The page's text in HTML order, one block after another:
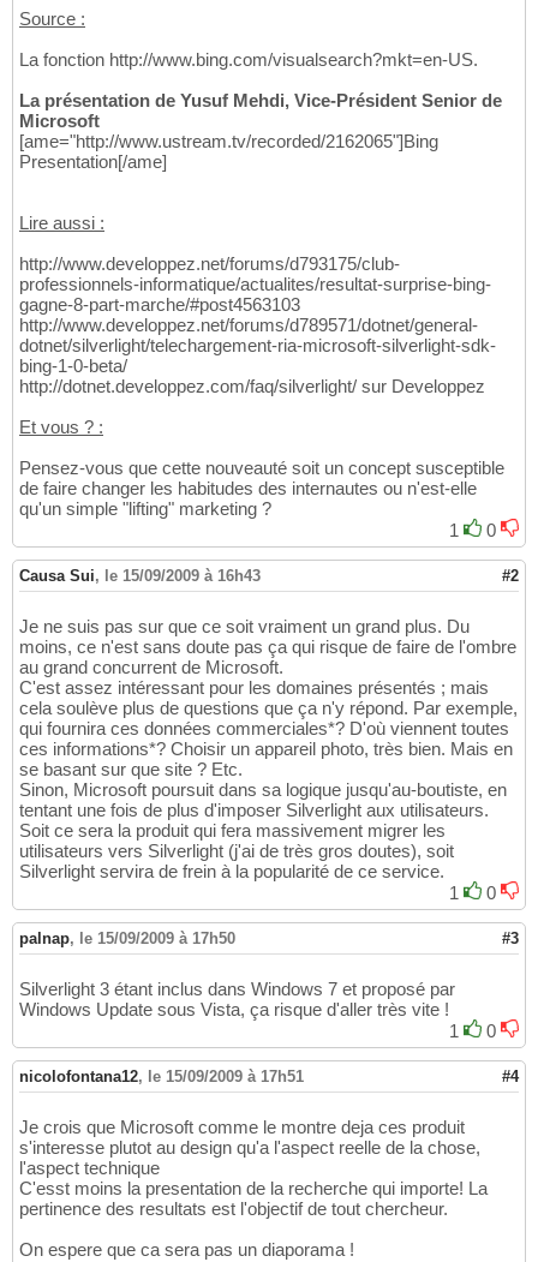
Source :
La fonction http://www.bing.com/visualsearch?mkt=en-US.
La présentation de Yusuf Mehdi, Vice-Président Senior de
Microsoft
[ame="http://www.ustream.tv/recorded/2162065"]Bing
Presentation[/ame]
Lire aussi :
http://www.developpez.net/forums/d793175/club-
professionnels-informatique/actualites/resultat-surprise-bing-
gagne-8-part-marche/#post4563103
http://www.developpez.net/forums/d789571/dotnet/general-
dotnet/silverlight/telechargement-ria-microsoft-silverlight-sdk-
bing-1-0-beta/
http://dotnet.developpez.com/faq/silverlight/ sur Developpez
Et vous ? :
Pensez-vous que cette nouveauté soit un concept susceptible
de faire changer les habitudes des internautes ou n'est-elle
qu'un simple "lifting" marketing ?
1
0
Causa Sui, le 15/09/2009 à 16h43 #2
Je ne suis pas sur que ce soit vraiment un grand plus. Du
moins, ce n'est sans doute pas ça qui risque de faire de l'ombre
au grand concurrent de Microsoft.
C'est assez intéressant pour les domaines présentés ; mais
cela soulève plus de questions que ça n'y répond. Par exemple,
qui fournira ces données commerciales*? D'où viennent toutes
ces informations*? Choisir un appareil photo, très bien. Mais en
se basant sur que site ? Etc.
Sinon, Microsoft poursuit dans sa logique jusqu'au-boutiste, en
tentant une fois de plus d'imposer Silverlight aux utilisateurs.
Soit ce sera la produit qui fera massivement migrer les
utilisateurs vers Silverlight (j'ai de très gros doutes), soit
Silverlight servira de frein à la popularité de ce service.
1
0
palnap, le 15/09/2009 à 17h50 #3
Silverlight 3 étant inclus dans Windows 7 et proposé par
Windows Update sous Vista, ça risque d'aller très vite !
1
0
nicolofontana12, le 15/09/2009 à 17h51 #4
Je crois que Microsoft comme le montre deja ces produit
s'interesse plutot au design qu'a l'aspect reelle de la chose,
l'aspect technique
C'esst moins la presentation de la recherche qui importe! La
pertinence des resultats est l'objectif de tout chercheur.
On espere que ca sera pas un diaporama !